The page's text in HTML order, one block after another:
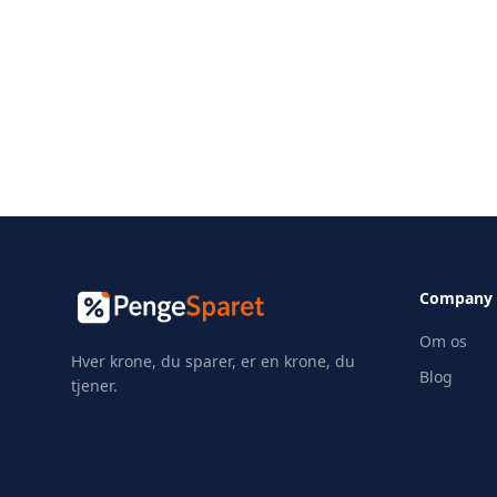
Hver krone, du sparer, er en krone, du
tjener.
Company
Om os
Blog